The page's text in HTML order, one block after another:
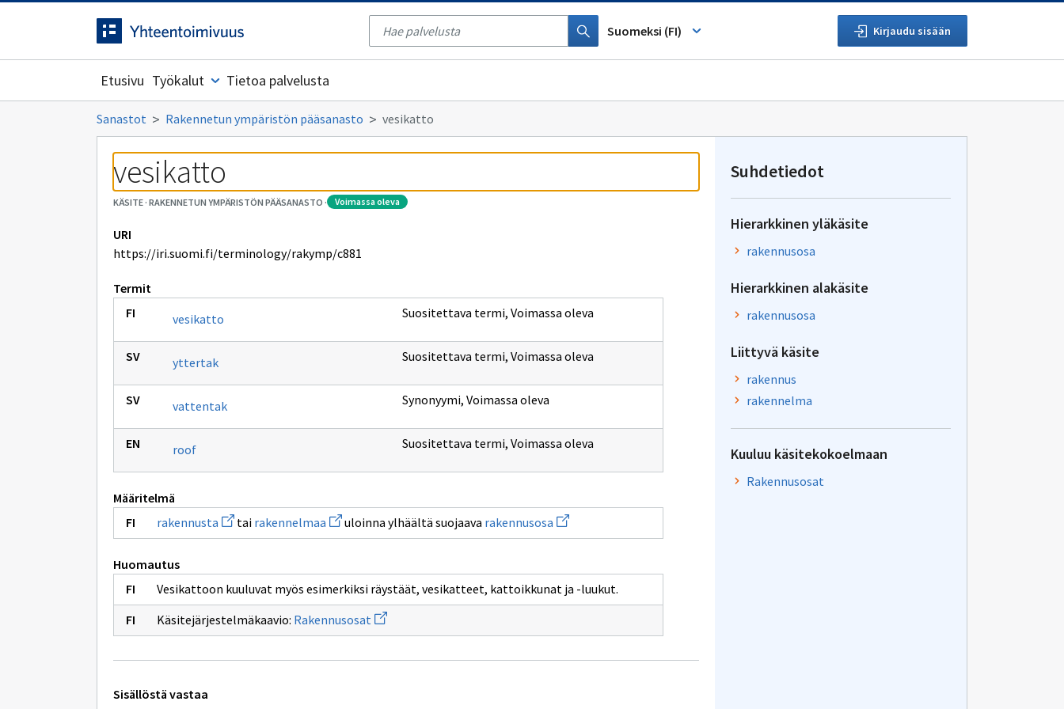
Siirrytty
Tyhjennä
haku
Suomeksi (FI) Kirjaudu sisään
Etusivu Työkalut Tietoa palvelusta
Sanastot Rakennetun ympäristön pääsanasto vesikatto
vesikatto
KÄSITE· RAKENNETUN YMPÄRISTÖN PÄÄSANASTO · voimassa oleva
URI
https://iri.suomi.fi/terminology/rakymp/c881
Termit
vesikatto
Suositettava termi, Voimassa oleva
yttertak Suositettava termi, Voimassa oleva
vattentak Synonyymi, Voimassa oleva
roof Suositettava termi, Voimassa oleva
Määritelmä
rakennusta Avaa
uuden
ikkunan
tai rakennelmaa Avaa
uuden
ikkunan
uloinna ylhäältä suojaava rakennusosa Avaa
uuden
ikkunan
Huomautus
Vesikattoon kuuluvat myös esimerkiksi räystäät, vesikatteet, kattoikkunat ja -luukut.
Käsitejärjestelmäkaavio: Rakennusosat Avaa
uuden
ikkunan
Tekniset
Sisällöstä vastaa
Suhdetiedot
Hierarkkinen yläkäsite
rakennusosa
Hierarkkinen alakäsite
rakennusosa
Liittyvä käsite
rakennus
rakennelma
Kuuluu käsitekokoelmaan
Rakennusosat